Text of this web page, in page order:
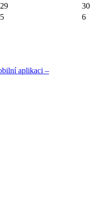
29
30
5 6
aplikaci –